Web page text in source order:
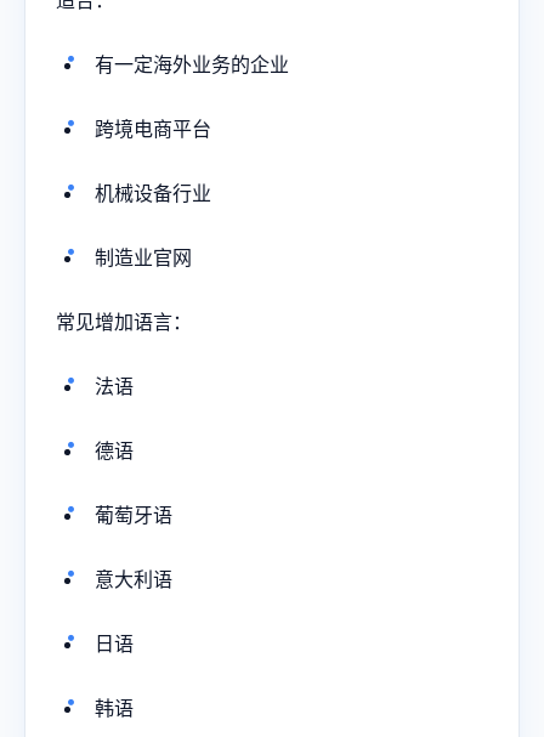
有一定海外业务的企业
跨境电商平台
机械设备行业
制造业官网
常见增加语言：
法语
德语
葡萄牙语
意大利语
日语
韩语